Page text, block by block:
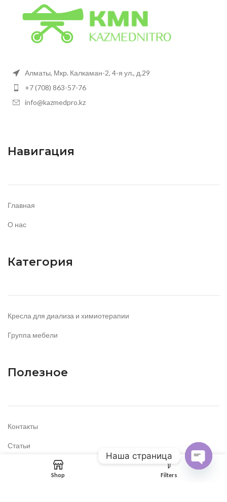
Алматы, Мкр. Калкаман-2, 4-я ул., д.29
+7 (708) 863-57-76
info@kazmedpro.kz
Навигация
Главная
О нас
Категория
Кресла для диализа и химиотерапии
Группа мебели
Полезное
Контакты
Статьи
Shop Filters
Наша страница